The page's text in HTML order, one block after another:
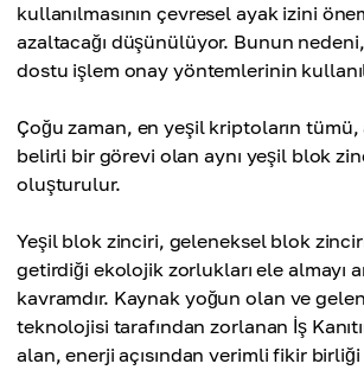
kullanılmasının çevresel ayak izini
azaltacağı düşünülüyor. Bunun
dostu işlem onay yöntemlerinin
Çoğu zaman, en yeşil kriptoların tümü,
belirli bir görevi olan aynı yeşil blok
oluşturulur.
Yeşil blok zinciri, geleneksel blok
getirdiği ekolojik zorlukları ele almayı
kavramdır. Kaynak yoğun olan ve
teknolojisi tarafından zorlanan İş
alan, enerji açısından verimli fikir